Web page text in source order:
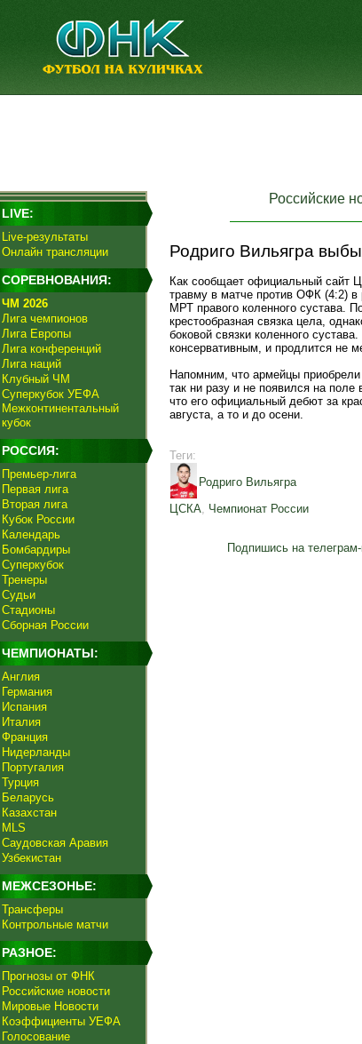
LIVE:
Live-результаты
Онлайн трансляции
СОРЕВНОВАНИЯ:
ЧМ 2026
Лига чемпионов
Лига Европы
Лига конференций
Лига наций
Клубный ЧМ
Суперкубок УЕФА
Межконтинентальный
кубок
РОССИЯ:
Премьер-лига
Первая лига
Вторая лига
Кубок России
Календарь
Бомбардиры
Суперкубок
Тренеры
Судьи
Стадионы
Сборная России
ЧЕМПИОНАТЫ:
Англия
Германия
Испания
Италия
Франция
Нидерланды
Португалия
Турция
Беларусь
Казахстан
MLS
Саудовская Аравия
Узбекистан
МЕЖСЕЗОНЬЕ:
Трансферы
Контрольные матчи
РАЗНОЕ:
Прогнозы от ФНК
Российские новости
Мировые Новости
Коэффициенты УЕФА
Голосование
Российские
Родриго Вильягра
Как сообщает официальный сайт
травму в матче против ОФК (4:2) в
МРТ правого коленного сустава.
крестообразная связка цела,
боковой связки коленного
консервативным, и продлится не
Напомним, что армейцы
так ни разу и не появился на
что его официальный дебют за
августа, а то и до осени.
Теги:
Родриго Вильягра
ЦСКА, Чемпионат России
Подпишись на